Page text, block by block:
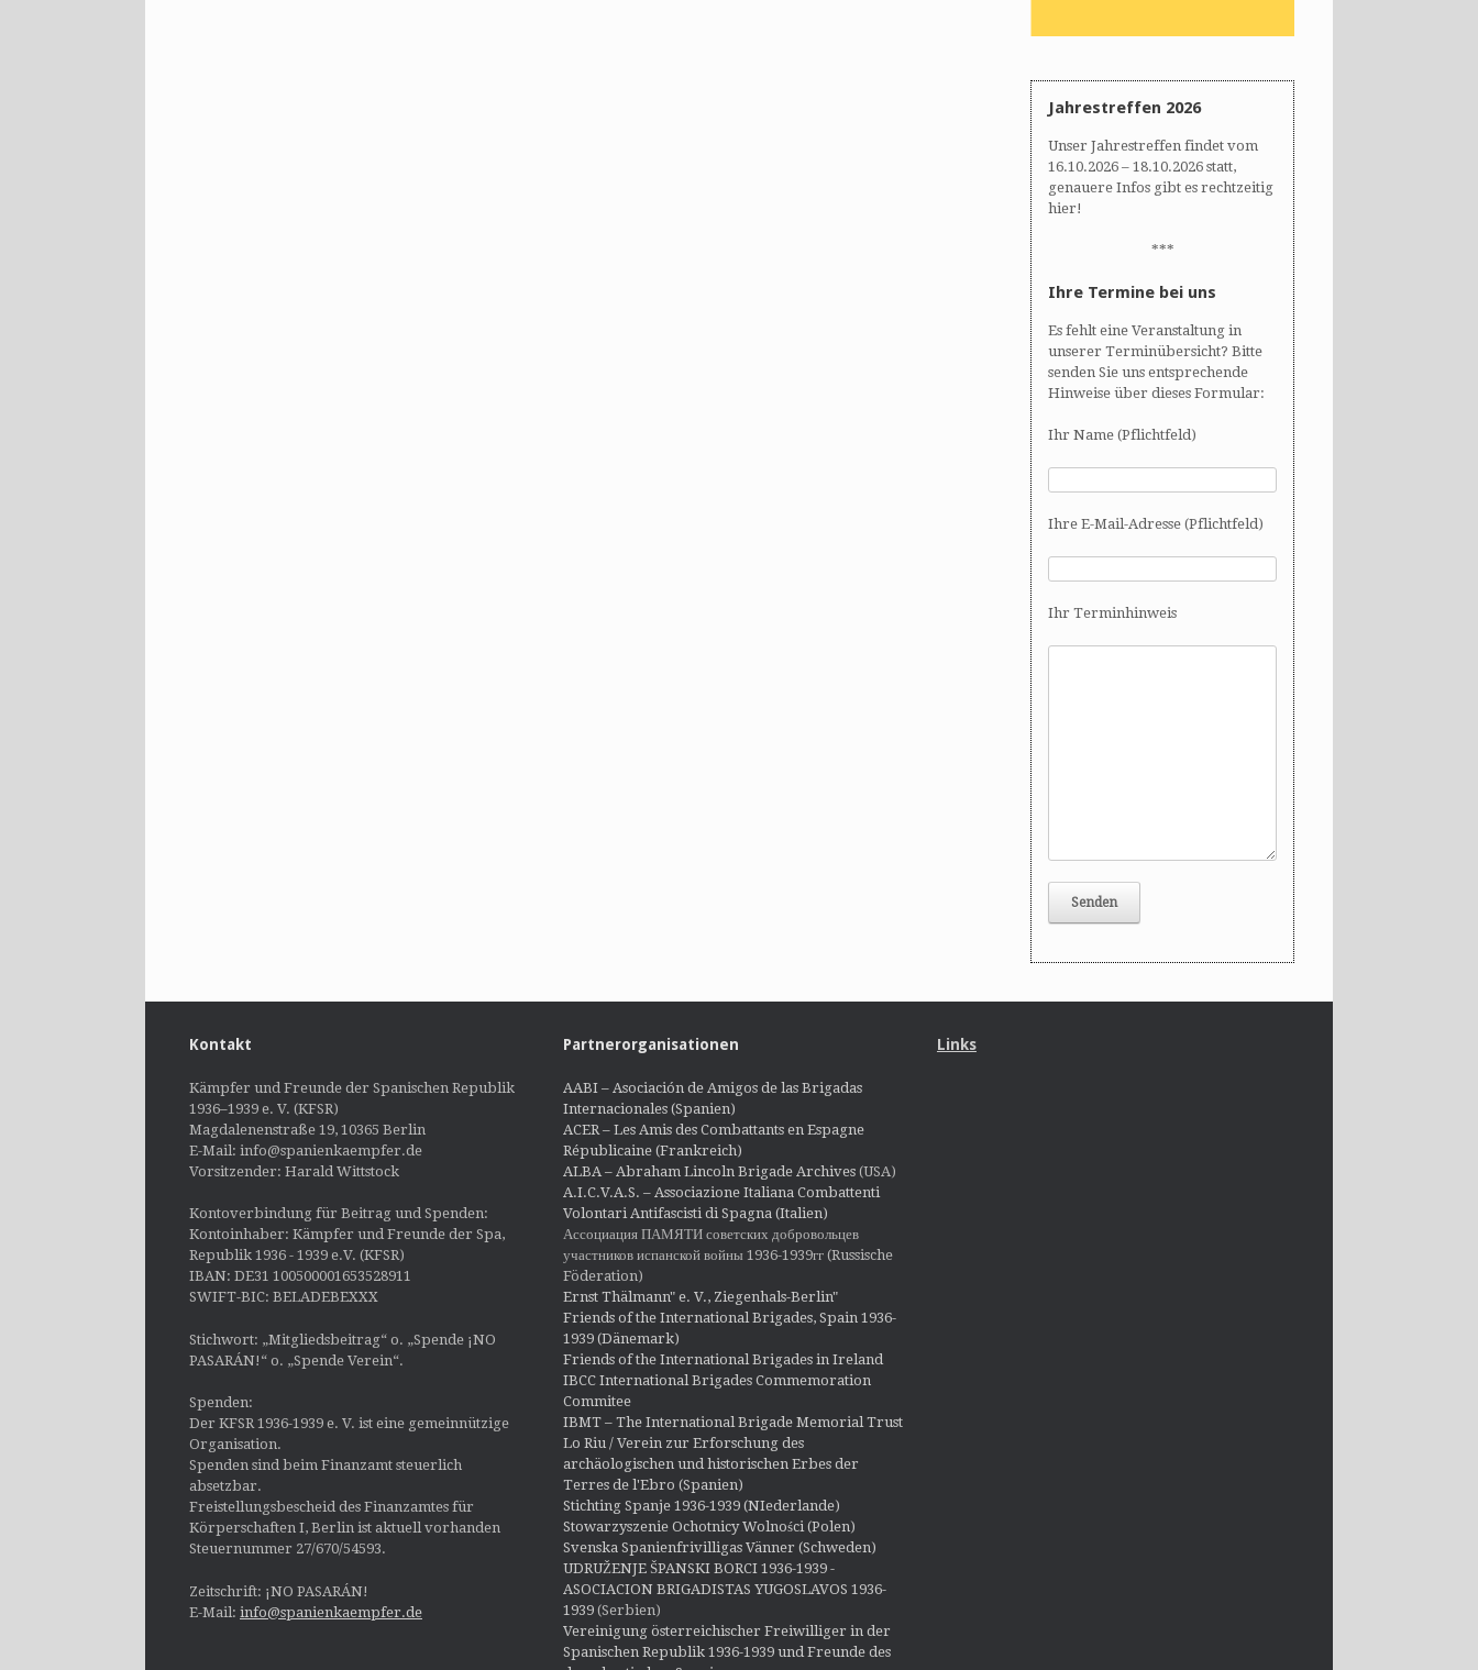
Jahrestreffen 2026
Unser Jahrestreffen findet vom
16.10.2026 – 18.10.2026 statt,
genauere Infos gibt es rechtzeitig
hier!
***
Ihre Termine bei uns
Es fehlt eine Veranstaltung in
unserer Terminübersicht? Bitte
senden Sie uns entsprechende
Hinweise über dieses Formular:
Ihr Name (Pflichtfeld)
Ihre E-Mail-Adresse (Pflichtfeld)
Ihr Terminhinweis
Kontakt
Kämpfer und Freunde der Spanischen Republik
1936–1939 e. V. (KFSR)
Magdalenenstraße 19, 10365 Berlin
E-Mail: info@spanienkaempfer.de
Vorsitzender: Harald Wittstock
Kontoverbindung für Beitrag und Spenden:
Kontoinhaber: Kämpfer und Freunde der Spa,
Republik 1936 - 1939 e.V. (KFSR)
IBAN: DE31 100500001653528911
SWIFT-BIC: BELADEBEXXX
Stichwort: „Mitgliedsbeitrag“ o. „Spende ¡NO
PASARÁN!“ o. „Spende Verein“.
Spenden:
Der KFSR 1936-1939 e. V. ist eine gemeinnützige
Organisation.
Spenden sind beim Finanzamt steuerlich
absetzbar.
Freistellungsbescheid des Finanzamtes für
Körperschaften I, Berlin ist aktuell vorhanden
Steuernummer 27/670/54593.
Zeitschrift: ¡NO PASARÁN!
E-Mail: info@spanienkaempfer.de
Partnerorganisationen
AABI – Asociación de Amigos de las Brigadas
Internacionales (Spanien)
ACER – Les Amis des Combattants en Espagne
Républicaine (Frankreich)
ALBA – Abraham Lincoln Brigade Archives(USA)
A.I.C.V.A.S. – Associazione Italiana Combattenti
Volontari Antifascisti di Spagna (Italien)
Ассоциация ПАМЯТИ советских добровольцев
участников испанской войны 1936-1939гг (Russische
Föderation)
Ernst Thälmann" e. V., Ziegenhals-Berlin"
Friends of the International Brigades, Spain 1936-
1939 (Dänemark)
Friends of the International Brigades in Ireland
IBCC International Brigades Commemoration
Commitee
IBMT – The International Brigade Memorial Trust
Lo Riu / Verein zur Erforschung des
archäologischen und historischen Erbes der
Terres de l'Ebro (Spanien)
Stichting Spanje 1936-1939 (NIederlande)
Stowarzyszenie Ochotnicy Wolności (Polen)
Svenska Spanienfrivilligas Vänner (Schweden)
UDRUŽENJE ŠPANSKI BORCI 1936-1939 -
ASOCIACION BRIGADISTAS YUGOSLAVOS 1936-
1939(Serbien)
Vereinigung österreichischer Freiwilliger in der
Spanischen Republik 1936-1939 und Freunde des
Links